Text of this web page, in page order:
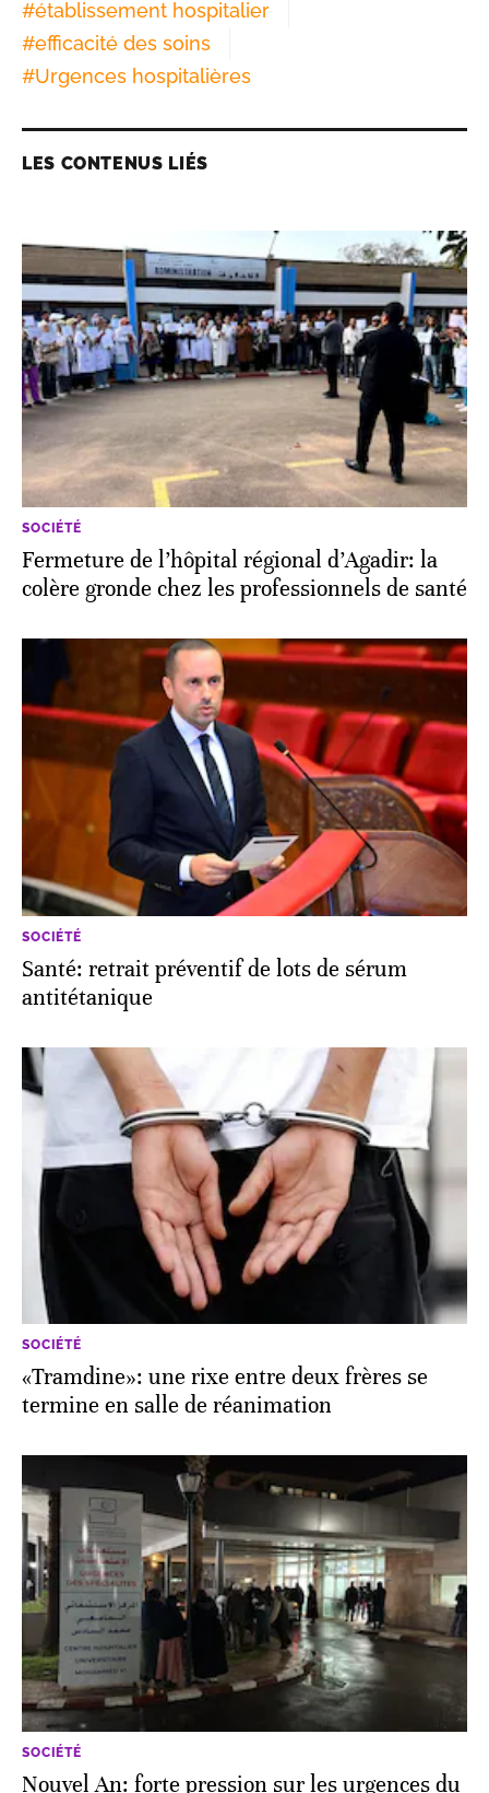
#établissement hospitalier
#efficacité des soins
#Urgences hospitalières
LES CONTENUS LIÉS
SOCIÉTÉ
Fermeture de l’hôpital régional d’Agadir: la
colère gronde chez les professionnels de santé
SOCIÉTÉ
Santé: retrait préventif de lots de sérum
antitétanique
SOCIÉTÉ
«Tramdine»: une rixe entre deux frères se
termine en salle de réanimation
SOCIÉTÉ
Nouvel An: forte pression sur les urgences du